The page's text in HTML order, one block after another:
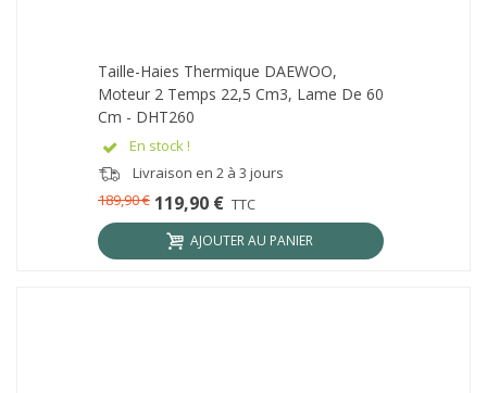
Taille-Haies Thermique DAEWOO,
Moteur 2 Temps 22,5 Cm3, Lame De 60
Cm - DHT260
En stock !
Livraison en 2 à 3 jours
119,90 € TTC
189,90 €
AJOUTER AU PANIER